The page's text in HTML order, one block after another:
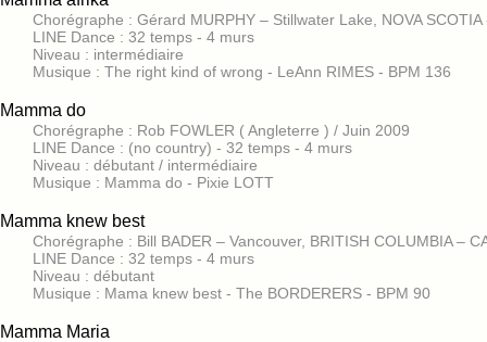
Chorégraphe : Gérard MURPHY – Stillwater Lake, NOVA SCOTIA
LINE Dance : 32 temps - 4 murs
Niveau : intermédiaire
Musique : The right kind of wrong - LeAnn RIMES - BPM 136
Mamma do
Chorégraphe : Rob FOWLER ( Angleterre ) / Juin 2009
LINE Dance : (no country) - 32 temps - 4 murs
Niveau : débutant / intermédiaire
Musique : Mamma do - Pixie LOTT
Mamma knew best
Chorégraphe : Bill BADER – Vancouver, BRITISH COLUMBIA –
LINE Dance : 32 temps - 4 murs
Niveau : débutant
Musique : Mama knew best - The BORDERERS - BPM 90
Mamma Maria